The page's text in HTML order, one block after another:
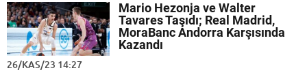
Mario Hezonja ve Walter
Tavares Taşıdı; Real Madrid,
MoraBanc Andorra Karşısında
Kazandı
26/KAS/23 14:27